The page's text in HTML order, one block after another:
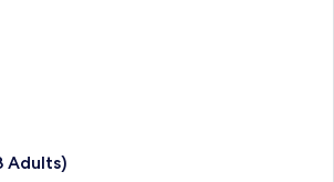
Adults)